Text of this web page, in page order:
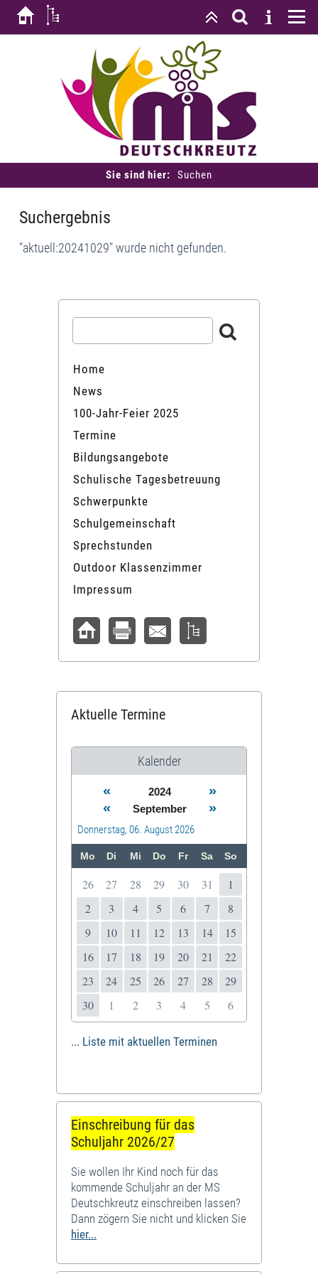
Sie sind hier: Suchen
Suchergebnis
"aktuell:20241029" wurde nicht gefunden.
Home
News
100-Jahr-Feier 2025
Termine
Bildungsangebote
Schulische Tagesbetreuung
Schwerpunkte
Schulgemeinschaft
Sprechstunden
Outdoor Klassenzimmer
Impressum
Aktuelle Termine
Kalender
« 2024
»
«
September »
Donnerstag, 06. August 2026
Mo Di Mi Do Fr Sa So
26 27 28 29 30 31
1
2
3 4 5 6 7
8
9
10 11 12 13 14
15
16
17 18 19 20 21
22
23
24 25 26 27 28
29
30
1 2 3 4 5 6
... Liste mit aktuellen Terminen
Einschreibung für das
Schuljahr 2026/27
Sie wollen Ihr Kind noch für das
kommende Schuljahr an der MS
Deutschkreutz einschreiben lassen?
Dann zögern Sie nicht und klicken Sie
hier...